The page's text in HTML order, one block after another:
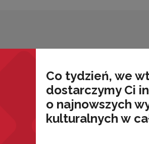
Co tydzień, we
dostarczymy Ci
o najnowszych
kulturalnych w